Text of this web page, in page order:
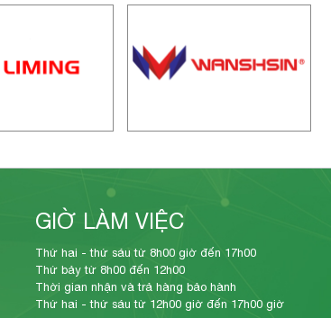
GIỜ LÀM VIỆC
Thứ hai - thứ sáu từ 8h00 giờ đến 17h00
Thứ bảy từ 8h00 đến 12h00
Thời gian nhận và trả hàng bảo hành
Thứ hai - thứ sáu từ 12h00 giờ đến 17h00 giờ